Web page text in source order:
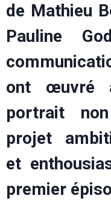
de Mathieu
Pauline
ont œuvré
portrait
projet
et
premier